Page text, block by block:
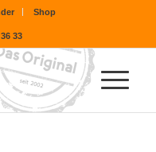
Shop
33